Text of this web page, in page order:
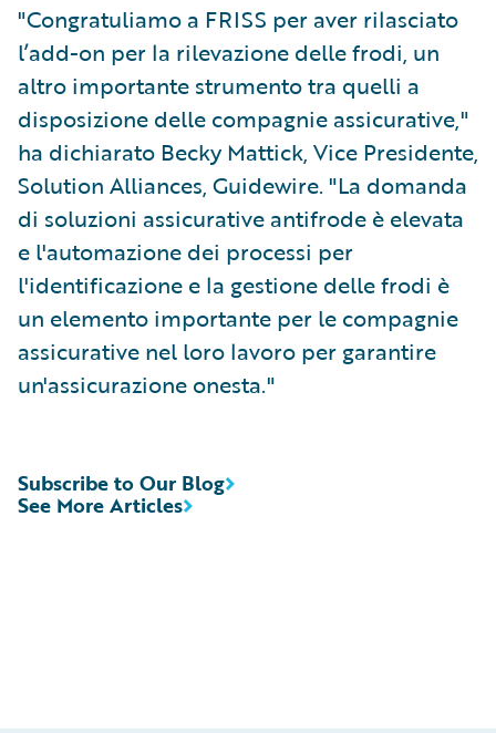
"Congratuliamo a FRISS per aver rilasciato
l’add-on per la rilevazione delle frodi, un
altro importante strumento tra quelli a
disposizione delle compagnie assicurative,"
ha dichiarato Becky Mattick, Vice Presidente,
Solution Alliances, Guidewire. "La domanda
di soluzioni assicurative antifrode è elevata
e l'automazione dei processi per
l'identificazione e la gestione delle frodi è
un elemento importante per le compagnie
assicurative nel loro lavoro per garantire
un'assicurazione onesta."
See More Articles
Subscribe to Our Blog